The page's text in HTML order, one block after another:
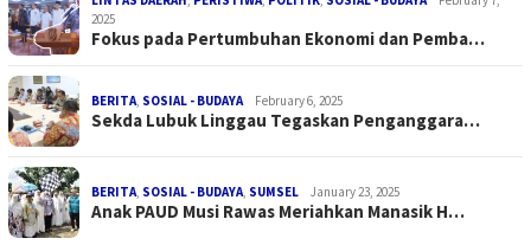
2025
Fokus pada Pertumbuhan Ekonomi dan Pemba…
BERITA, SOSIAL - BUDAYA February 6, 2025
Sekda Lubuk Linggau Tegaskan Penganggara…
BERITA, SOSIAL - BUDAYA, SUMSEL January 23, 2025
Anak PAUD Musi Rawas Meriahkan Manasik H…